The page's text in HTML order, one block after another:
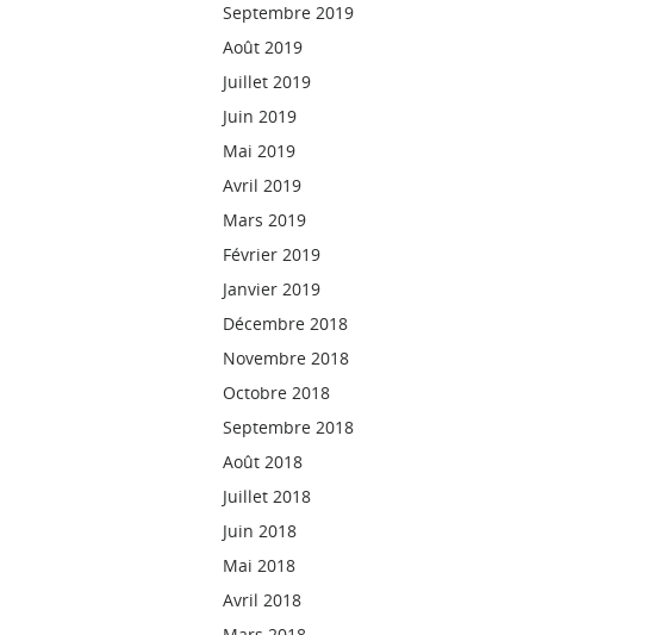
Septembre 2019
Août 2019
Juillet 2019
Juin 2019
Mai 2019
Avril 2019
Mars 2019
Février 2019
Janvier 2019
Décembre 2018
Novembre 2018
Octobre 2018
Septembre 2018
Août 2018
Juillet 2018
Juin 2018
Mai 2018
Avril 2018